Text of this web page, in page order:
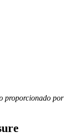
proporcionado por